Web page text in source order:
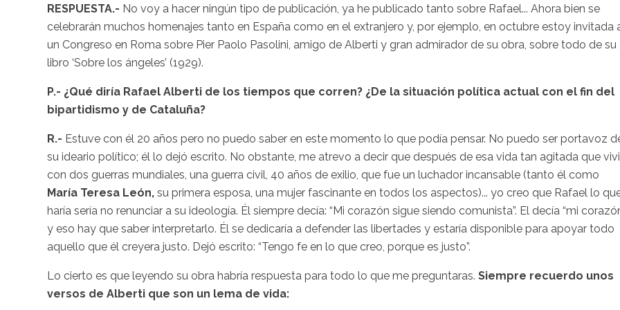
RESPUESTA.- No voy a hacer ningún tipo de publicación, ya he publicado tanto sobre Rafael... Ahora bien se
celebrarán muchos homenajes tanto en España como en el extranjero y, por ejemplo, en octubre estoy invitada
un Congreso en Roma sobre Pier Paolo Pasolini, amigo de Alberti y gran admirador de su obra, sobre todo de su
libro ‘Sobre los ángeles’ (1929).
P.- ¿Qué diría Rafael Alberti de los tiempos que corren? ¿De la situación política actual con el fin del
bipartidismo y de Cataluña?
R.- Estuve con él 20 años pero no puedo saber en este momento lo que podía pensar. No puedo ser portavoz
su ideario político; él lo dejó escrito. No obstante, me atrevo a decir que después de esa vida tan agitada que
con dos guerras mundiales, una guerra civil, 40 años de exilio, que fue un luchador incansable (tanto él como
María Teresa León, su primera esposa, una mujer fascinante en todos los aspectos)... yo creo que Rafael lo
haría sería no renunciar a su ideología. Él siempre decía: “Mi corazón sigue siendo comunista”. El decía “mi
y eso hay que saber interpretarlo. Él se dedicaría a defender las libertades y estaría disponible para apoyar todo
aquello que él creyera justo. Dejó escrito: “Tengo fe en lo que creo, porque es justo”.
Lo cierto es que leyendo su obra habría respuesta para todo lo que me preguntaras. Siempre recuerdo unos
versos de Alberti que son un lema de vida: